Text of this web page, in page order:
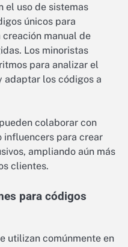
el uso de sistemas
únicos para
manual de
Los minoristas
para analizar el
los códigos a
colaborar con
influencers para crear
ampliando aún más
clientes.
para códigos
utilizan comúnmente en